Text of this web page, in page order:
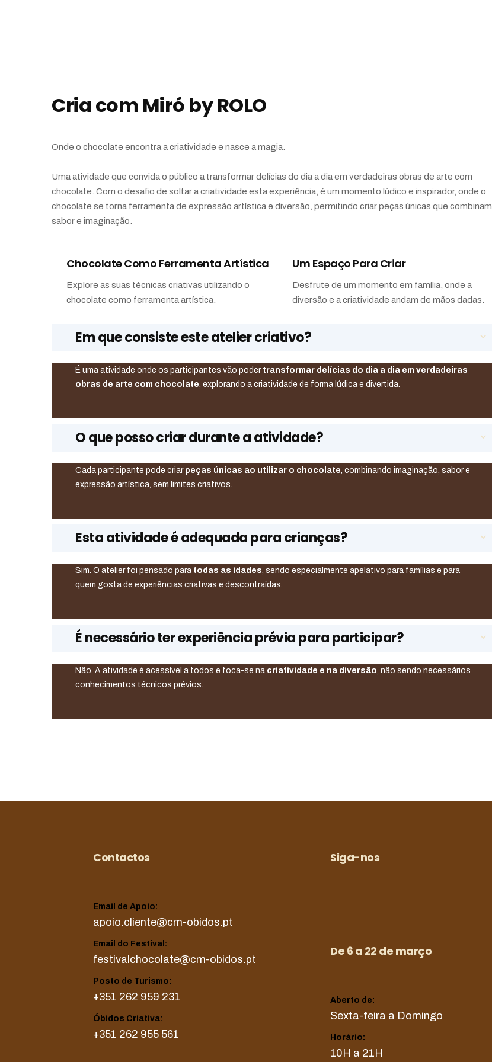
Cria com Miró by ROLO
Onde o chocolate encontra a criatividade e nasce a magia.
Uma atividade que convida o público a transformar delícias do dia a dia em verdadeiras obras de arte com
chocolate. Com o desafio de soltar a criatividade esta experiência, é um momento lúdico e inspirador, onde o
chocolate se torna ferramenta de expressão artística e diversão, permitindo criar peças únicas que combinam
sabor e imaginação.
Chocolate Como Ferramenta Artística
Explore as suas técnicas criativas utilizando o
chocolate como ferramenta artística.
Um Espaço Para Criar
Desfrute de um momento em família, onde a
diversão e a criatividade andam de mãos dadas.
Em que consiste este atelier criativo?
É uma atividade onde os participantes vão poder transformar delícias do dia a dia em verdadeiras
obras de arte com chocolate, explorando a criatividade de forma lúdica e divertida.
O que posso criar durante a atividade?
Cada participante pode criar peças únicas ao utilizar o chocolate, combinando imaginação, sabor e
expressão artística, sem limites criativos.
Esta atividade é adequada para crianças?
Sim. O atelier foi pensado para todas as idades, sendo especialmente apelativo para famílias e para
quem gosta de experiências criativas e descontraídas.
É necessário ter experiência prévia para participar?
Não. A atividade é acessível a todos e foca-se na criatividade e na diversão, não sendo necessários
conhecimentos técnicos prévios.
Contactos
Email de Apoio:
apoio.cliente@cm-obidos.pt
Email do Festival:
festivalchocolate@cm-obidos.pt
Posto de Turismo:
+351 262 959 231
Óbidos Criativa:
+351 262 955 561
Siga-nos
De 6 a 22 de março
Aberto de:
Sexta-feira a Domingo
Horário:
10H a 21H